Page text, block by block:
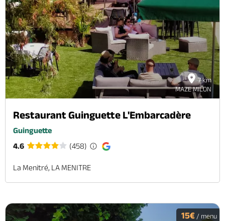
7 km
MAZE MILON
Restaurant Guinguette L'Embarcadère
Guinguette
4.6
(458)
La Menitré, LA MENITRE
15€ / menu